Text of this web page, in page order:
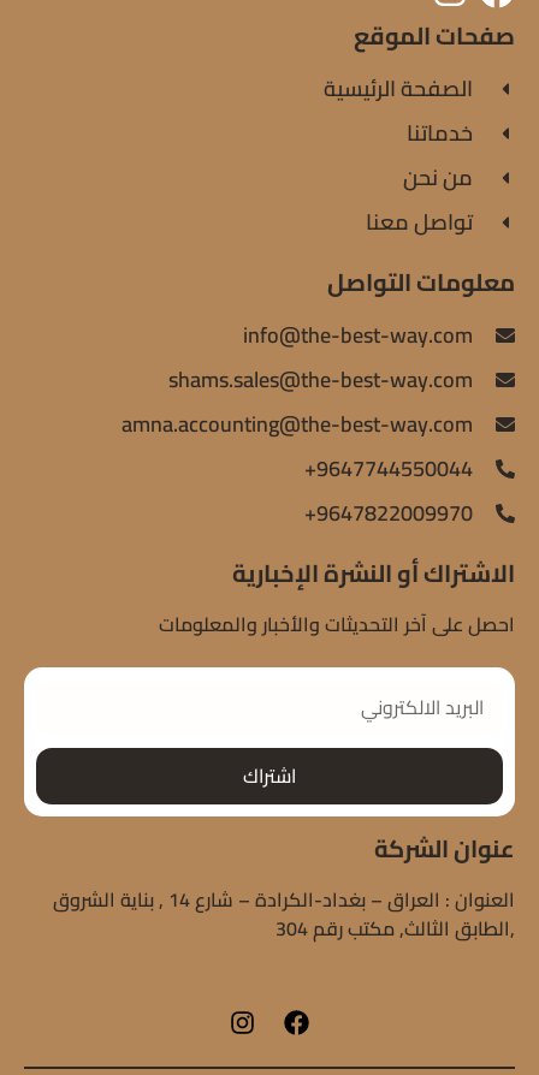
صفحات الموقع
الصفحة الرئيسية
خدماتنا
من نحن
تواصل معنا
معلومات التواصل
info@the-best-way.com
shams.sales@the-best-way.com
amna.accounting@the-best-way.com
9647744550044+
9647822009970+
الاشتراك أو النشرة الإخبارية
احصل على آخر التحديثات والأخبار والمعلومات
اشتراك
عنوان الشركة
العنوان : العراق – بغداد-الكرادة – شارع 14 , بناية الشروق
,الطابق الثالث, مكتب رقم 304